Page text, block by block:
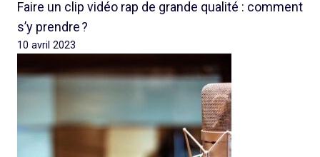
Faire un clip vidéo rap de grande qualité : comment
s’y prendre ?
10 avril 2023